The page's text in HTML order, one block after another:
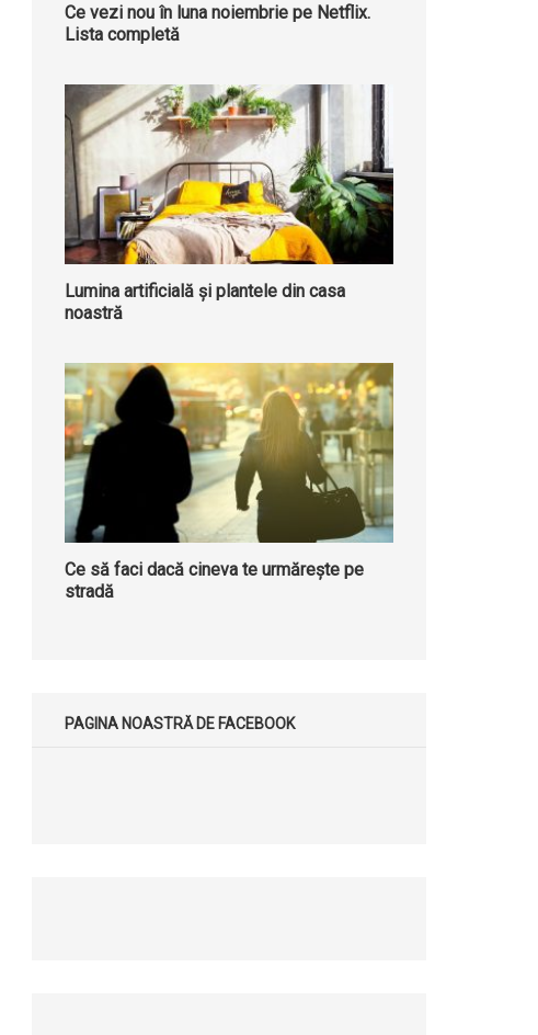
Ce vezi nou în luna noiembrie pe Netflix.
Lista completă
Lumina artificială și plantele din casa
noastră
Ce să faci dacă cineva te urmărește pe
stradă
PAGINA NOASTRĂ DE FACEBOOK